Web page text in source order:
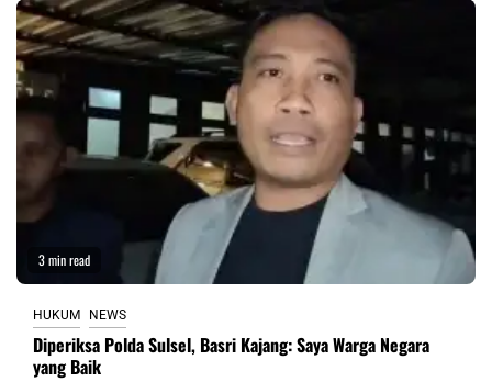
3 min read
HUKUM NEWS
Diperiksa Polda Sulsel, Basri Kajang: Saya Warga Negara
yang Baik